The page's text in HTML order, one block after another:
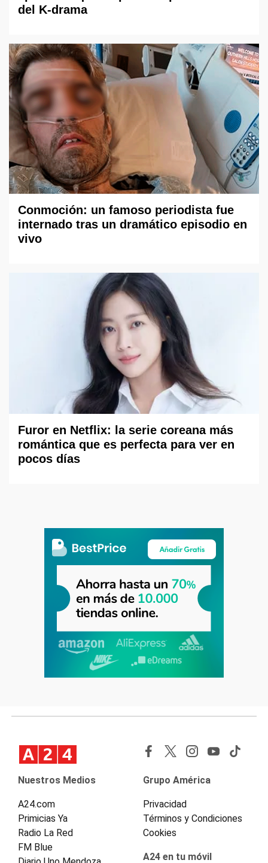
del K-drama
Conmoción: un famoso periodista fue
internado tras un dramático episodio en
vivo
Furor en Netflix: la serie coreana más
romántica que es perfecta para ver en
pocos días
Nuestros Medios
A24.com
Primicias Ya
Radio La Red
FM Blue
Grupo América
Privacidad
Términos y Condiciones
Cookies
A24 en tu móvil